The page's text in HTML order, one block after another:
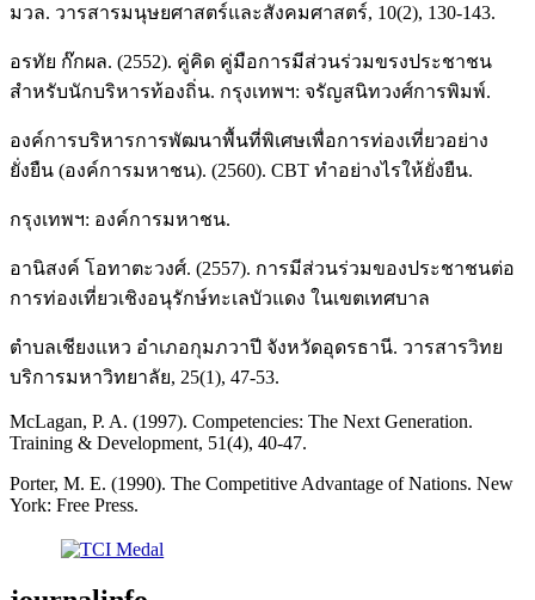
มวล. วารสารมนุษยศาสตร์และสังคมศาสตร์, 10(2), 130-143.
อรทัย ก๊กผล. (2552). คู่คิด คู่มือการมีส่วนร่วมขรงประชาชน
สำหรับนักบริหารท้องถิ่น. กรุงเทพฯ: จรัญสนิทวงศ์การพิมพ์.
องค์การบริหารการพัฒนาพื้นที่พิเศษเพื่อการท่องเที่ยวอย่าง
ยั่งยืน (องค์การมหาชน). (2560). CBT ทำอย่างไรให้ยั่งยืน.
กรุงเทพฯ: องค์การมหาชน.
อานิสงค์ โอทาตะวงศ์. (2557). การมีส่วนร่วมของประชาชนต่อ
การท่องเที่ยวเชิงอนุรักษ์ทะเลบัวแดง ในเขตเทศบาล
ตำบลเชียงแหว อำเภอกุมภวาปี จังหวัดอุดรธานี. วารสารวิทย
บริการมหาวิทยาลัย, 25(1), 47-53.
McLagan, P. A. (1997). Competencies: The Next Generation.
Training & Development, 51(4), 40-47.
Porter, M. E. (1990). The Competitive Advantage of Nations. New
York: Free Press.